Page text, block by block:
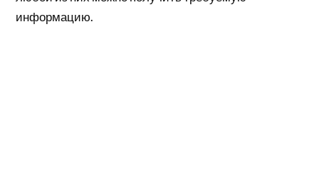
информацию.